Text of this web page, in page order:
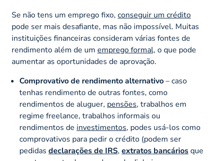
Se não tens um emprego fixo, conseguir um crédito
pode ser mais desafiante, mas não impossível. Muitas
instituições financeiras consideram várias fontes de
rendimento além de um emprego formal, o que pode
aumentar as oportunidades de aprovação.
Comprovativo de rendimento alternativo–caso
tenhas rendimento de outras fontes, como
rendimentos de aluguer, pensões, trabalhos em
regime freelance, trabalhos informais ou
rendimentos de investimentos, podes usá-los como
comprovativos para pedir o crédito (podem ser
pedidas declarações de IRS, extratos bancáriosque